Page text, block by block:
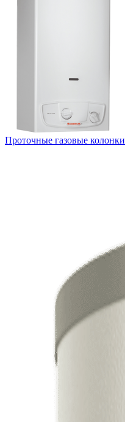
Проточные газовые колонки